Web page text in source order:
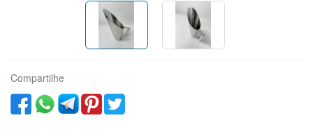
Compartilhe